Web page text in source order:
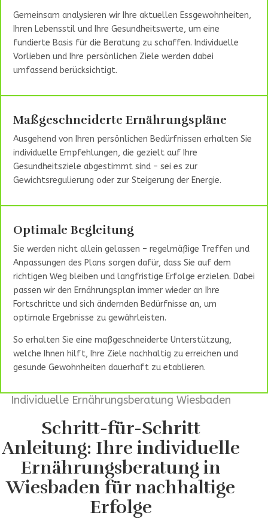
Gemeinsam analysieren wir Ihre aktuellen Essgewohnheiten,
Ihren Lebensstil und Ihre Gesundheitswerte, um eine
fundierte Basis für die Beratung zu schaffen. Individuelle
Vorlieben und Ihre persönlichen Ziele werden dabei
umfassend berücksichtigt.
Maßgeschneiderte Ernährungspläne
Ausgehend von Ihren persönlichen Bedürfnissen erhalten Sie
individuelle Empfehlungen, die gezielt auf Ihre
Gesundheitsziele abgestimmt sind – sei es zur
Gewichtsregulierung oder zur Steigerung der Energie.
Optimale Begleitung
Sie werden nicht allein gelassen – regelmäßige Treffen und
Anpassungen des Plans sorgen dafür, dass Sie auf dem
richtigen Weg bleiben und langfristige Erfolge erzielen. Dabei
passen wir den Ernährungsplan immer wieder an Ihre
Fortschritte und sich ändernden Bedürfnisse an, um
optimale Ergebnisse zu gewährleisten.
So erhalten Sie eine maßgeschneiderte Unterstützung,
welche Ihnen hilft, Ihre Ziele nachhaltig zu erreichen und
gesunde Gewohnheiten dauerhaft zu etablieren.
Individuelle Ernährungsberatung Wiesbaden
Schritt-für-Schritt
Anleitung: Ihre individuelle
Ernährungsberatung in
Wiesbaden für nachhaltige
Erfolge